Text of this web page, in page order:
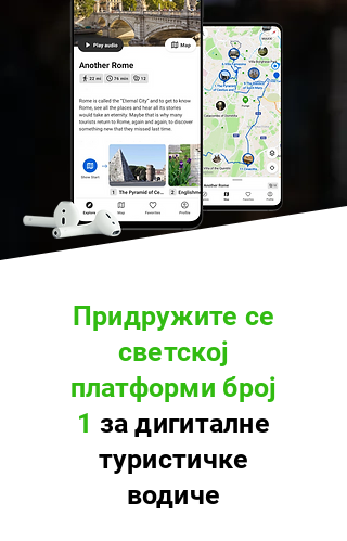
Придружите се
светској
платформи број
1 за дигиталне
туристичке
водиче